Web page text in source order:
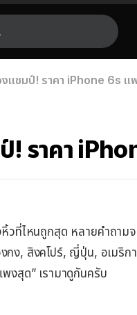
แชมป์! ราคา iPhone 6s แ
ราคา
วที่ไหนถูกสุด หลายคำถาม
กง, สิงคโปร์, ญี่ปุ่น, อเมริ
งสุด” เรามาดูกันครับ